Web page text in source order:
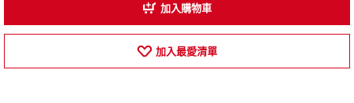
加入購物車
加入最愛清單